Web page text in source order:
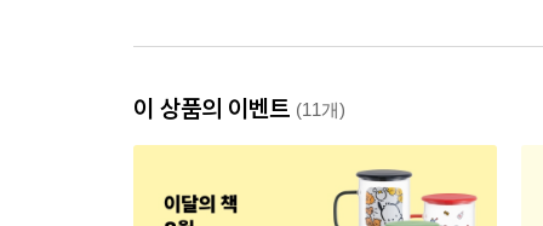
이 상품의 이벤트 (11개)